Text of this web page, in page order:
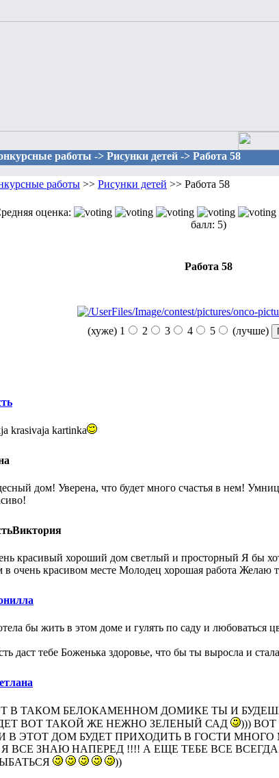
работы -> Рисунки детей -> Работа 58
работы >> Рисунки детей >> Работа 58
оценка:
балл: 5)
Работа 58
(хуже) 1 2 3 4 5 (лучше)
krasivaja kartinka
дом! Уверена, что будет много счастья в нем!
красивый хороший дом светлый и просторный Я бы
в очень красивом месте Молодец хорошая работа Желаю
бы жить в этом доме и гулять по саду и любоваться
даст тебе Боженька здоровье, что бы ты выросла и
В ТАКОМ БЕЛОКАМЕННОМ ДОМИКЕ ТЫ И
ВОТ ТАКОЙ ЖЕ НЕЖНО ЗЕЛЕНЫЙ САД
)))
В ЭТОТ ДОМ БУДЕТ ПРИХОДИТЬ В ГОСТИ МНОГО
Я ВСЕ ЗНАЮ НАПЕРЕД !!!! А ЕЩЕ ТЕБЕ ВСЕ
))